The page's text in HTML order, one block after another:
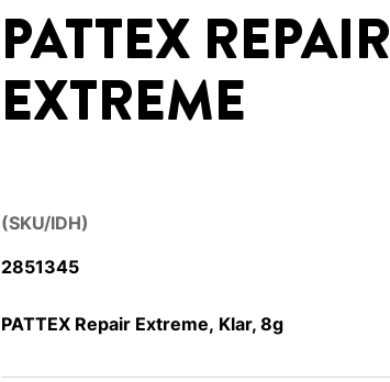
PATTEX REPAIR
EXTREME
(SKU/IDH)
2851345
PATTEX Repair Extreme, Klar, 8g